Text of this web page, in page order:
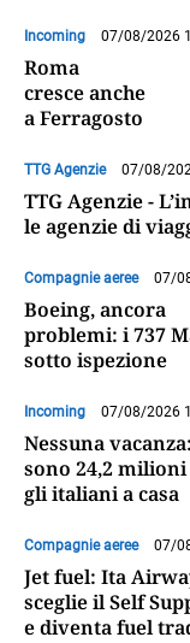
Incoming 07/08/2026
Roma
cresce anche
a Ferragosto
TTG Agenzie 07/08/
TTG Agenzie -
le agenzie di
Compagnie aeree 07/
Boeing, ancora
problemi: i 737
sotto ispezione
Incoming 07/08/2026
Nessuna vacanza:
sono 24,2 milioni
gli italiani a casa
Compagnie aeree 07/
Jet fuel: Ita
sceglie il Self
e diventa fuel